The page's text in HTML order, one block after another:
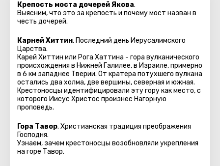
Крепость моста дочерей Якова.
Выясним, что это за крепость и почему мост назван в
честь дочерей.
Карней Хиттин. Последний день Иерусалимского
Царства.
Карей Хиттин или Рога Хаттина - гора вулканического
происхождения в Нижней Галилее, в Израиле, примерно
в 6 км западнее Тверии. От кратера потухшего вулкана
остались два холма, две вершины, северная и южная.
Крестоносцы идентифицировали эту гору как место, с
которого Иисус Христос произнес Нагорную
проповедь.
Гора Тавор. Христианская традиция преображения
Господня.
Узнаем, зачем крестоносцы возобновляли укрепления
на горе Тавор.